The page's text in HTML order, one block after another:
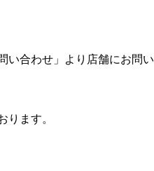
い合わせ」より店舗にお問い
ります。